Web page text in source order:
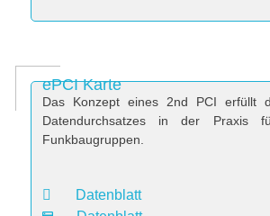
ePCI Karte
Das Konzept eines 2nd PCI erfüllt
Datendurchsatzes in der Praxis
Funkbaugruppen.
Datenblatt